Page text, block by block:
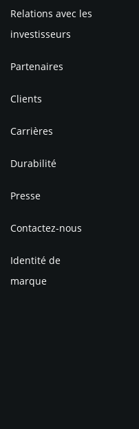
Relations avec les
investisseurs
Partenaires
Clients
Carrières
Durabilité
Presse
Contactez-nous
Identité de
marque